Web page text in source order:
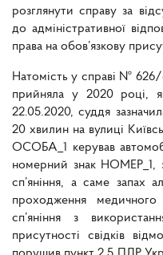
розглянути справу за
до адміністративної
права на обов’язкову
Натомість у справі №
прийняла у 2020 році,
22.05.2020, суддя
20 хвилин на вулиці
ОСОБА_1 керував
номерний знак НОМЕР_1,
сп’яніння, а саме запах
проходження
сп’яніння з
присутності свідків